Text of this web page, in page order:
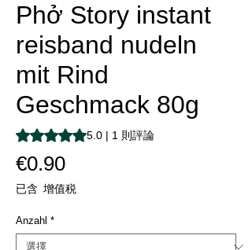
Phở Story instant
reisband nudeln
mit Rind
Geschmack 80g
根據 1 則評論，評等為 5.0 顆星（滿分為五
5.0 | 1 則評論
€0.90價
格
已含 增值税
Anzahl *